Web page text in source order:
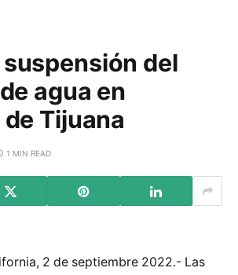
del
agua en
Tijuana
1 MIN READ
2 de septiembre 2022.- Las